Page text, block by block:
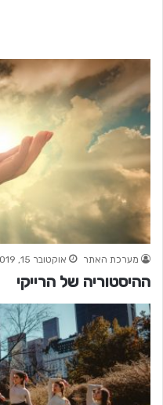
מערכת האתר אוקטובר 15, 2019
ההיסטוריה של הרייקי